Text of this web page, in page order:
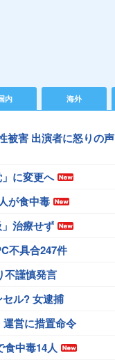
内 海外
被害 出演者に怒りの声
に変更へ
が食中毒
治療せず
不具合247件
不謹慎発言
セル? 女逮捕
営に措置命令
食中毒14人